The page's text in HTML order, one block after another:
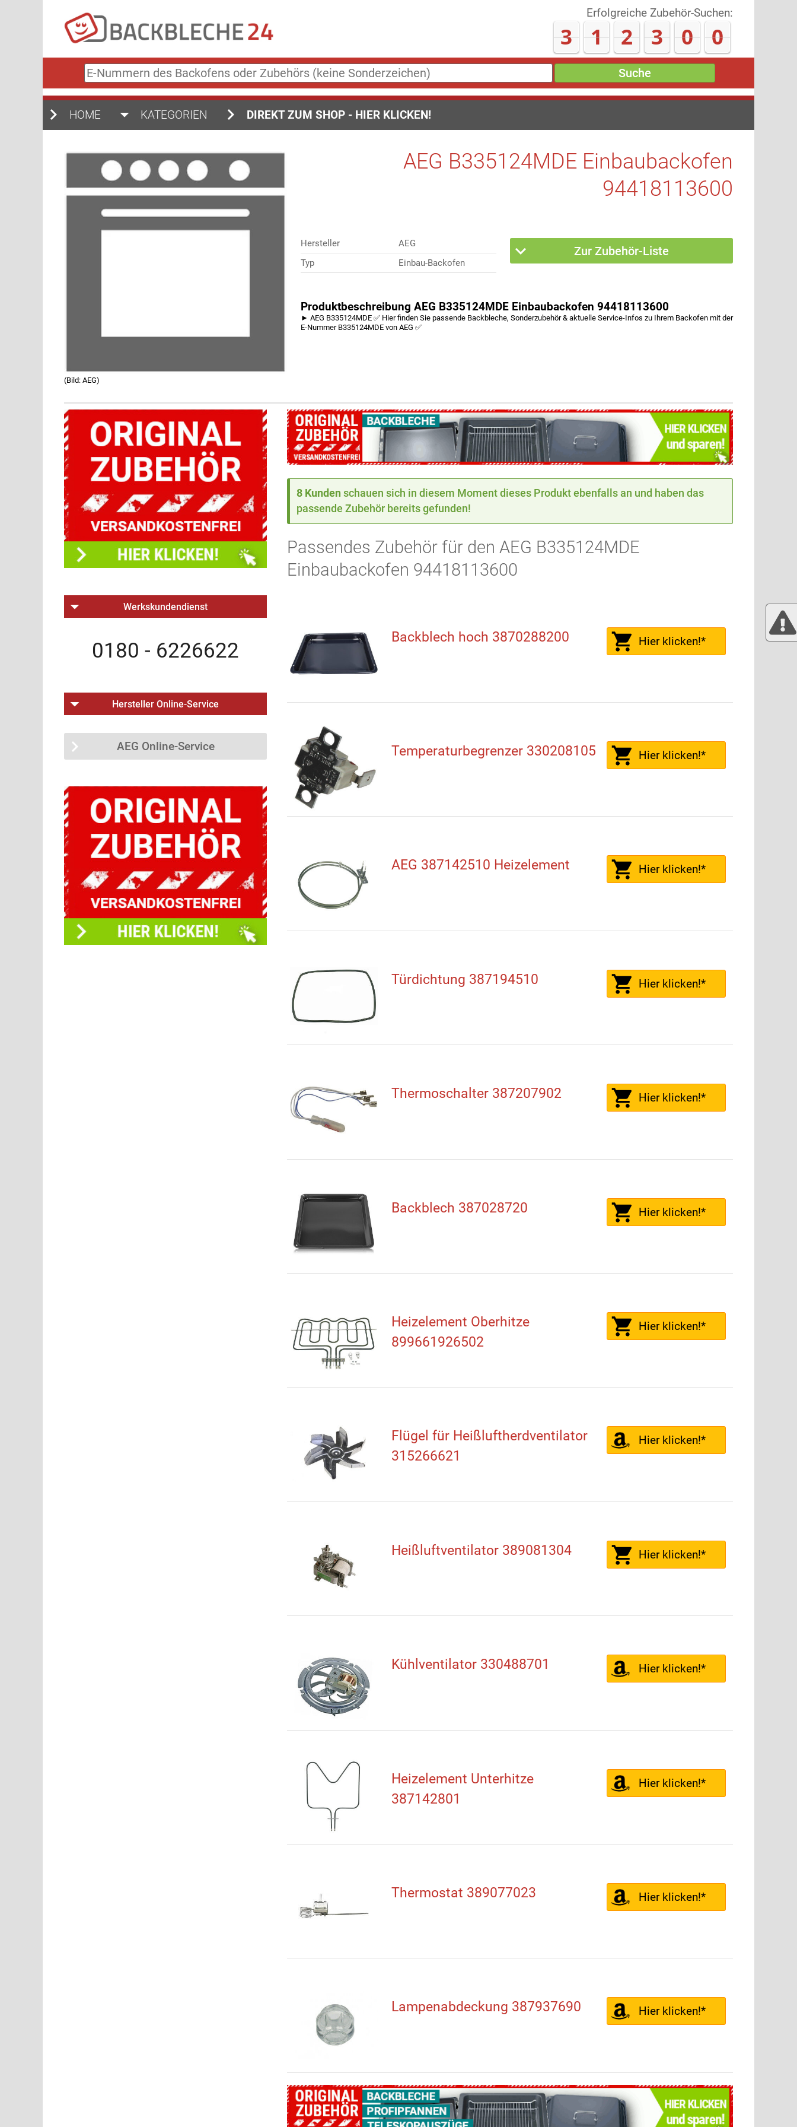
Erfolgreiche Zubehör-Suchen:
3 1 2 3 1 4
E-
Nummern
des
oder
Suche
HOME KATEGORIEN DIREKT ZUM SHOP - HIER KLICKEN!
(Bild: AEG)
AEG B335124MDE Einbaubackofen
94418113600
Hersteller
AEG
Typ
Einbau-Backofen
Zur Zubehör-Liste
Produktbeschreibung AEG B335124MDE Einbaubackofen 94418113600
► AEG B335124MDE ✅ Hier finden Sie passende Backbleche, Sonderzubehör & aktuelle Service-Infos zu Ihrem Backofen mit der
E-Nummer B335124MDE von AEG ✅
8 Kunden schauen sich in diesem Moment dieses Produkt ebenfalls an und haben das
passende Zubehör bereits gefunden!
Passendes Zubehör für den AEG B335124MDE
Einbaubackofen 94418113600
Backblech hoch 3870288200 Hier klicken!*
Temperaturbegrenzer 330208105 Hier klicken!*
AEG 387142510 Heizelement Hier klicken!*
Türdichtung 387194510 Hier klicken!*
Thermoschalter 387207902 Hier klicken!*
Backblech 387028720 Hier klicken!*
Heizelement Oberhitze
899661926502
Hier klicken!*
Flügel für Heißluftherdventilator
315266621
Hier klicken!*
Heißluftventilator 389081304 Hier klicken!*
Kühlventilator 330488701 Hier klicken!*
Heizelement Unterhitze
387142801
Hier klicken!*
Thermostat 389077023 Hier klicken!*
Lampenabdeckung 387937690 Hier klicken!*
Werkskundendienst
0180 - 6226622
Hersteller Online-Service
AEG Online-Service